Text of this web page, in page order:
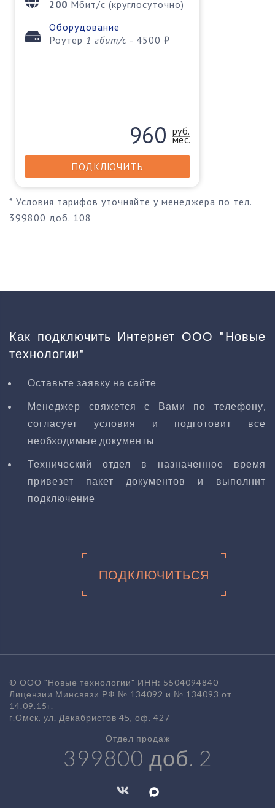
200 Мбит/с (круглосуточно)
Оборудование
Роутер 1 гбит/c - 4500 ₽
960 руб.
мес.
ПОДКЛЮЧИТЬ
* Условия тарифов уточняйте у менеджера по тел.
399800 доб. 108
Как подключить Интернет ООО "Новые
технологии"
Оставьте заявку на сайте
Менеджер свяжется с Вами по телефону,
согласует условия и подготовит все
необходимые документы
Технический отдел в назначенное время
привезет пакет документов и выполнит
подключение
ПОДКЛЮЧИТЬСЯ
© ООО "Новые технологии" ИНН: 5504094840
Лицензии Минсвязи РФ № 134092 и № 134093 от
14.09.15г.
г.Омск, ул. Декабристов 45, оф. 427
Отдел продаж
399800 доб. 2